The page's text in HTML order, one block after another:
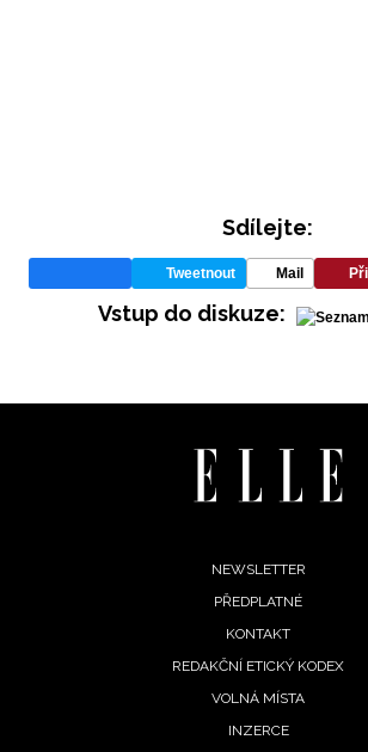
Sdílejte:
Tweetnout Mail
Vstup do diskuze:
NEWSLETTER
PŘEDPLATNÉ
KONTAKT
REDAKČNÍ ETICKÝ KODEX
VOLNÁ MÍSTA
INZERCE